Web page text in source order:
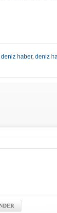
deniz haber, deniz